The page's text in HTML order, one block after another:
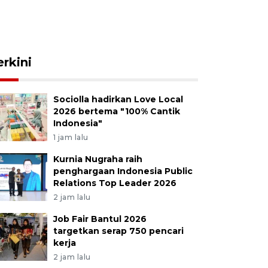
Sociolla hadirkan Love Local
2026 bertema "100% Cantik
Indonesia"
1 jam lalu
Kurnia Nugraha raih
penghargaan Indonesia Public
Relations Top Leader 2026
2 jam lalu
Job Fair Bantul 2026
targetkan serap 750 pencari
kerja
2 jam lalu